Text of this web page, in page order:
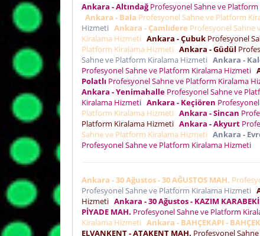
Ankara - AltındağProfesyonel Sahne ve
Ankara - Bala Profesyonel Sahne ve Platform
Hizmeti Ankara - Çamlıdere Profesyonel Sahne
Kiralama Hizmeti Ankara - Çubuk Profesyonel
Platform Kiralama Hizmeti Ankara - Güdül
Sahne ve Platform Kiralama Hizmeti Ankara -
Profesyonel Sahne ve Platform Kiralama Hizmeti
Polatlı Profesyonel Sahne ve Platform Kiralama
Ankara - Yenimahalle Profesyonel Sahne ve
Kiralama Hizmeti Ankara - Keçiören
Platform Kiralama Hizmeti Ankara - Sincan
Platform Kiralama Hizmeti Ankara - Akyurt
Sahne ve Platform Kiralama Hizmeti Ankara -
Profesyonel Sahne ve Platform Kiralama Hizmeti
Ankara - 30 Ağustos - 30 AĞUSTOS MAH.
Profesyonel Sahne ve Platform Kiralama Hizmeti
Hizmeti Ankara - 30 Ağustos - KAZIM
PİYADE MAH. Profesyonel Sahne ve Platform
Kiralama Hizmeti Ankara - BAHÇEKAPI -
ELVANKENT - ATAKENT MAH. Profesyonel